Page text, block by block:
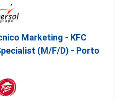
Marketing - KFC
(m/f/d) - Porto